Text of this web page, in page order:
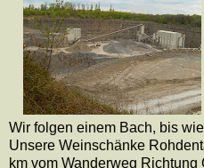
Wir folgen einem Bach, bis
Unsere Weinschänke
km vom Wanderweg Richtung